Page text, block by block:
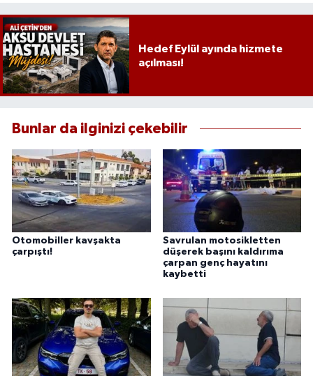
Hedef Eylül ayında hizmete
açılması!
Bunlar da ilginizi çekebilir
Otomobiller kavşakta
çarpıştı!
Savrulan motosikletten
düşerek başını kaldırıma
çarpan genç hayatını
kaybetti